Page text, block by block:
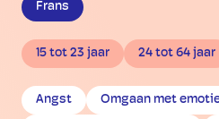
Frans
15 tot 23 jaar 24 tot 64 jaar
Angst Omgaan met